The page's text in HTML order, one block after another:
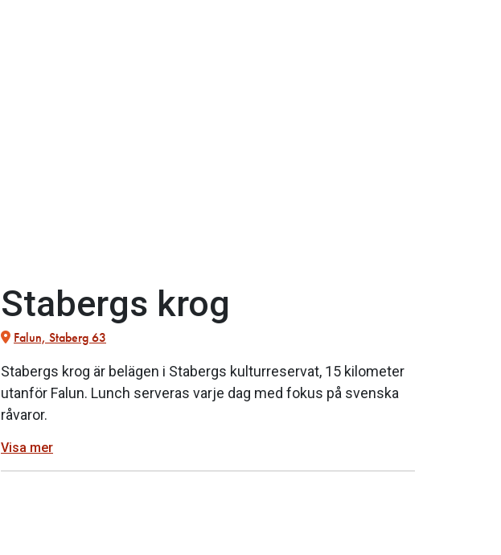
Stabergs krog
Falun, Staberg 63
Stabergs krog är belägen i Stabergs kulturreservat, 15 kilometer
utanför Falun. Lunch serveras varje dag med fokus på svenska
råvaror.
Visa mer